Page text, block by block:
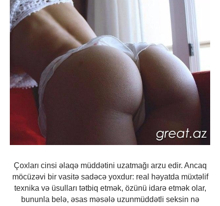
Çoxları cinsi əlaqə müddətini uzatmağı arzu edir. Ancaq
möcüzəvi bir vasitə sadəcə yoxdur: real həyatda müxtəlif
texnika və üsulları tətbiq etmək, özünü idarə etmək olar,
bununla belə, əsas məsələ uzunmüddətli seksin nə